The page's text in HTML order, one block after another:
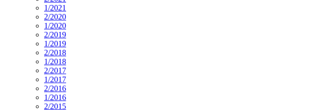
1/2021
2/2020
1/2020
2/2019
1/2019
2/2018
1/2018
2/2017
1/2017
2/2016
1/2016
2/2015